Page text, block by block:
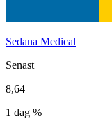
Sedana Medical
Senast
8,64
1 dag %